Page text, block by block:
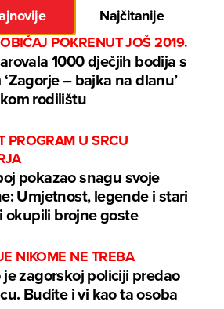
Najčitanije
POKRENUT JOŠ 2019.
1000 dječjih bodija s
– bajka na dlanu’
rodilištu
PROGRAM U SRCU
pokazao snagu svoje
Umjetnost, legende i stari
okupili brojne goste
NIKOME NE TREBA
zagorskoj policiji predao
Budite i vi kao ta osoba